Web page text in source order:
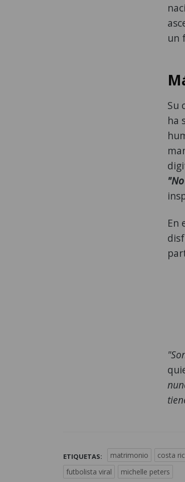
un
Su
ha
En
ETIQUETAS: matrimonio costa
futbolista viral
michelle peters